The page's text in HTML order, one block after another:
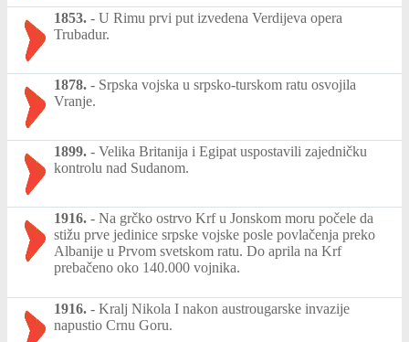
1853. - U Rimu prvi put izvedena Verdijeva opera
Trubadur.
1878. - Srpska vojska u srpsko-turskom ratu osvojila
Vranje.
1899. - Velika Britanija i Egipat uspostavili zajedničku
kontrolu nad Sudanom.
1916. - Na grčko ostrvo Krf u Jonskom moru počele da
stižu prve jedinice srpske vojske posle povlačenja preko
Albanije u Prvom svetskom ratu. Do aprila na Krf
prebačeno oko 140.000 vojnika.
1916. - Kralj Nikola I nakon austrougarske invazije
napustio Crnu Goru.